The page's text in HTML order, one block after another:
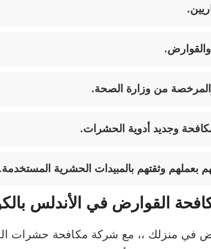
من وزارة الصحة.
وجديد أدوية الحشرات.
بعملهم وثقتهم بالمبيدات الحشرية
القوارض في الأندلس
في منزلك ،، مع شركة مكافحة